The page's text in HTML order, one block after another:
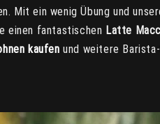
Mit ein wenig Übung und
einen fantastischen Latte
kaufen und weitere